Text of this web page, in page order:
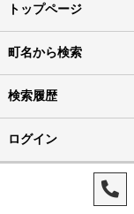
トップページ
町名から検索
検索履歴
ログイン